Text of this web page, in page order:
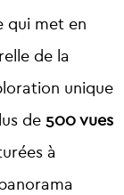
qui met en
de la
unique
de 500 vues
à